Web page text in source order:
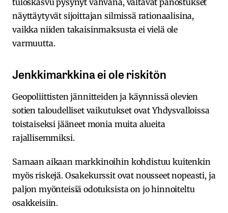
tuloskasvu pysynyt vahvana, valtavat panostukset
näyttäytyvät sijoittajan silmissä rationaalisina,
vaikka niiden takaisinmaksusta ei vielä ole
varmuutta.
Jenkkimarkkina ei ole riskitön
Geopoliittisten jännitteiden ja käynnissä olevien
sotien taloudelliset vaikutukset ovat Yhdysvalloissa
toistaiseksi jääneet monia muita alueita
rajallisemmiksi.
Samaan aikaan markkinoihin kohdistuu kuitenkin
myös riskejä. Osakekurssit ovat nousseet nopeasti, ja
paljon myönteisiä odotuksista on jo hinnoiteltu
osakkeisiin.